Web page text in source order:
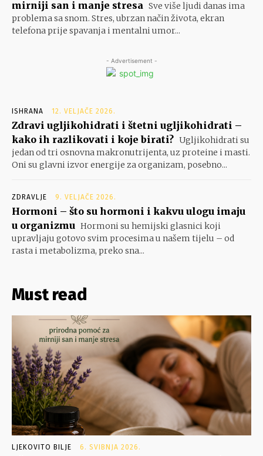
mirniji san i manje stresa Sve više ljudi danas ima
problema sa snom. Stres, ubrzan način života, ekran
telefona prije spavanja i mentalni umor...
- Advertisement -
ISHRANA 12. VELJAČE 2026.
Zdravi ugljikohidrati i štetni ugljikohidrati –
kako ih razlikovati i koje birati? Ugljikohidrati su
jedan od tri osnovna makronutrijenta, uz proteine i masti.
Oni su glavni izvor energije za organizam, posebno...
ZDRAVLJE 9. VELJAČE 2026.
Hormoni – što su hormoni i kakvu ulogu imaju
u organizmu Hormoni su hemijski glasnici koji
upravljaju gotovo svim procesima u našem tijelu – od
rasta i metabolizma, preko sna...
Must read
LJEKOVITO BILJE 6. SVIBNJA 2026.